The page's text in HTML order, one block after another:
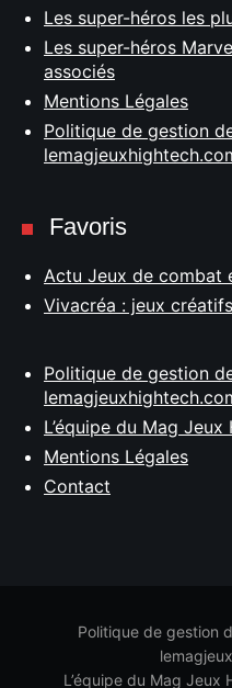
Les super-héros les
Les super-héros
associés
Mentions Légales
Politique de gestion
Favoris
Actu Jeux de combat
Vivacréa : jeux créatifs
Politique de gestion
L’équipe du Mag Jeux
Mentions Légales
Contact
Politique de gestion
L’équipe du Mag Jeux